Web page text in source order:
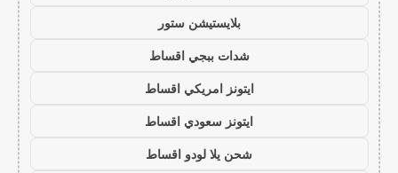
بلايستيشن ستور
شدات ببجي اقساط
ايتونز امريكي اقساط
ايتونز سعودي اقساط
شحن يلا لودو اقساط